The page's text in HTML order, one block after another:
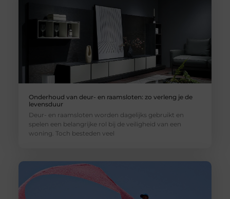
Onderhoud van deur- en raamsloten: zo verleng je de
levensduur
Deur- en raamsloten worden dagelijks gebruikt en
spelen een belangrijke rol bij de veiligheid van een
woning. Toch besteden veel